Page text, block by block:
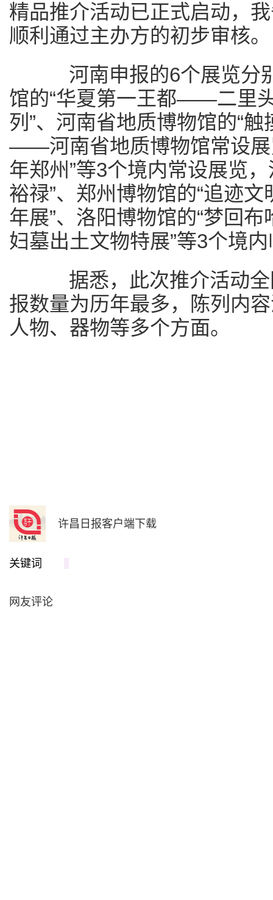
精品推介活动已正式启动，
顺利通过主办方的初步审核。
河南申报的6个展览分
馆的“华夏第一王都——二里
列”、河南省地质博物馆的“
——河南省地质博物馆常设展
年郑州”等3个境内常设展览
裕禄”、郑州博物馆的“追迹
年展”、洛阳博物馆的“梦回
妇墓出土文物特展”等3个境
据悉，此次推介活动全
报数量为历年最多，陈列内
人物、器物等多个方面。
许昌日报客户端下载
关键词
网友评论